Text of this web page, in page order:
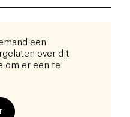
een
over dit
om er een te